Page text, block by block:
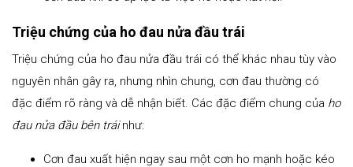
Triệu chứng của ho đau nửa đầu trái
Triệu chứng của ho đau nửa đầu trái có thể khác nhau tùy vào
nguyên nhân gây ra, nhưng nhìn chung, cơn đau thường có
đặc điểm rõ ràng và dễ nhận biết. Các đặc điểm chung của ho
đau nửa đầu bên tráinhư:
Cơn đau xuất hiện ngay sau một cơn ho mạnh hoặc kéo